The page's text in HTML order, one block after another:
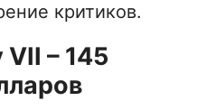
критиков.
– 145